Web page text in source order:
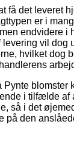
få det leveret
er i
endvidere i
levering vil dog
hvilket dog
Pynte blomster
i tilfælde af
så i det
på den